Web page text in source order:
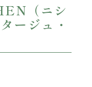
（ニシ
ージュ・